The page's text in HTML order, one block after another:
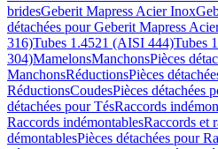
bridesGeberit Mapress Acier Inox
détachées pour Geberit Mapress
316)Tubes 1.4521 (AISI 444)Tubes
304)MamelonsManchonsPièces
ManchonsRéductionsPièces
RéductionsCoudesPièces détachées
détachées pour TésRaccords
Raccords indémontablesRaccords et
démontablesPièces détachées pour